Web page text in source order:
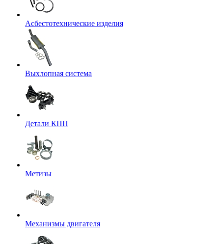
Асбестотехнические изделия
Выхлопная система
Детали КПП
Метизы
Механизмы двигателя